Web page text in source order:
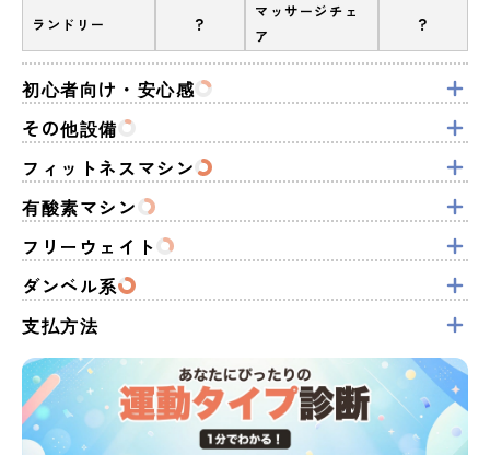
ランドリー ?
マッサージチェ
ア
?
初心者向け・安心感
その他設備
フィットネスマシン
有酸素マシン
フリーウェイト
ダンベル系
支払方法